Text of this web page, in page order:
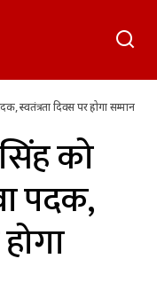
स्वतंत्रता दिवस पर होगा सम्मान
को
पदक,